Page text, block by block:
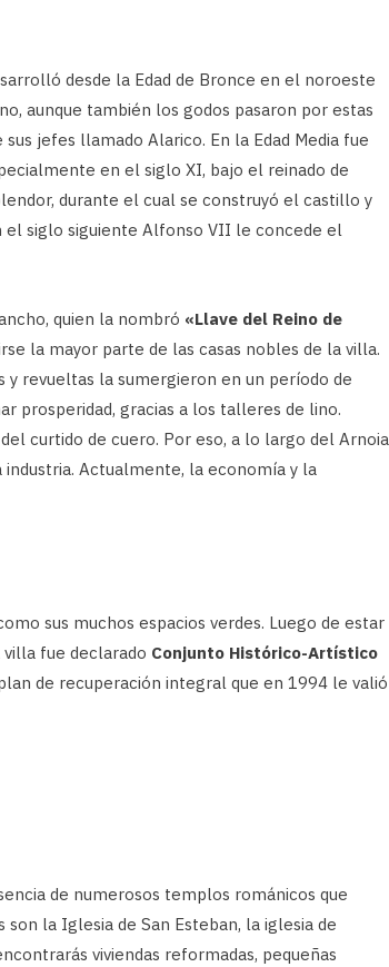
desde la Edad de Bronce en el noroeste
aunque también los godos pasaron por estas
jefes llamado Alarico. En la Edad Media fue
en el siglo XI, bajo el reinado de
durante el cual se construyó el castillo y
el siglo siguiente Alfonso VII le concede el
quien la nombró «Llave del Reino de
la mayor parte de las casas nobles de la villa.
revueltas la sumergieron en un período de
prosperidad, gracias a los talleres de lino.
curtido de cuero. Por eso, a lo largo del Arnoia
Actualmente, la economía y la
sus muchos espacios verdes. Luego de estar
fue declarado Conjunto Histórico-Artístico
de recuperación integral que en 1994 le valió
de numerosos templos románicos que
la Iglesia de San Esteban, la iglesia de
viviendas reformadas, pequeñas